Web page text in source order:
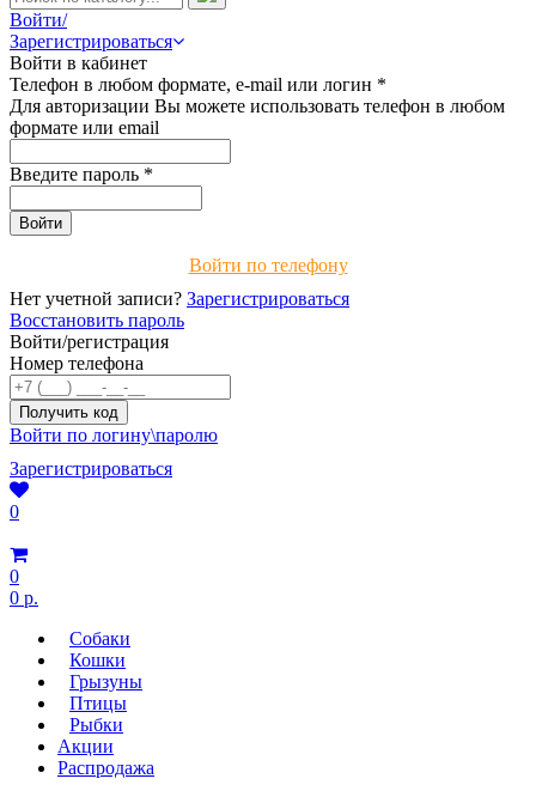
Войти/
Зарегистрироваться
Войти в кабинет
Телефон в любом формате, e-mail или логин *
Для авторизации Вы можете использовать телефон в любом
формате или email
Введите пароль *
Войти по телефону
Нет учетной записи? Зарегистрироваться
Восстановить пароль
Войти/регистрация
Номер телефона
Войти по логину\паролю
Зарегистрироваться
0
0
0 р.
Собаки
Кошки
Грызуны
Птицы
Рыбки
Акции
Распродажа